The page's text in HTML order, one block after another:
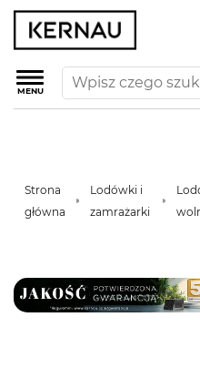
MENU
Strona
główna
Lodówki i
zamrażarki